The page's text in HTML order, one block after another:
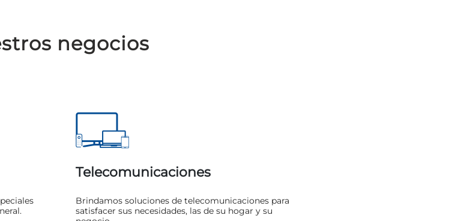
negocios
Telecomunicaciones
Brindamos soluciones de telecomunicaciones para
satisfacer sus necesidades, las de su hogar y su